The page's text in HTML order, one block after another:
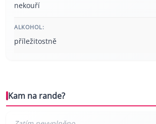
nekouří
ALKOHOL:
příležitostně
Kam na rande?